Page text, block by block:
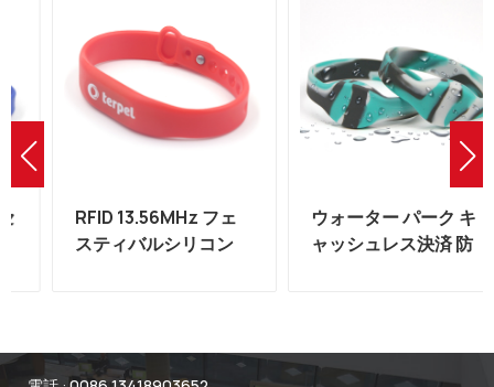
RFID 13.56MHz フェ
スティバルシリコン
ウォーター パーク キ
ャッシュレス決済 防